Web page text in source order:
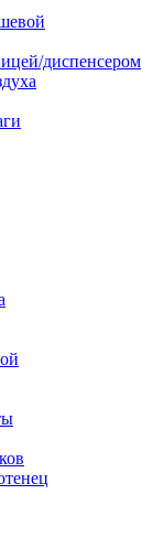
диспенсером